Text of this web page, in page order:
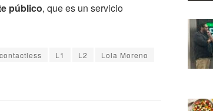
público, que es un servicio
contactless L1 L2
Lola Moreno